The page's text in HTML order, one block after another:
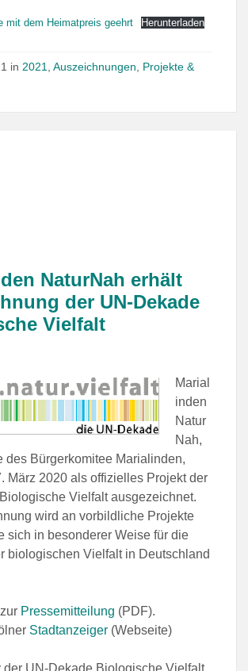
mit dem Heimatpreis geehrt Herunterladen
in 2021, Auszeichnungen, Projekte &
NaturNah erhält
der UN-Dekade
Vielfalt
Marial
inden
Natur
Nah,
des Bürgerkomitee Marialinden,
März 2020 als offizielles Projekt der
Vielfalt ausgezeichnet.
wird an vorbildliche Projekte
sich in besonderer Weise für die
biologischen Vielfalt in Deutschland
Pressemitteilung (PDF).
Stadtanzeiger (Webseite)